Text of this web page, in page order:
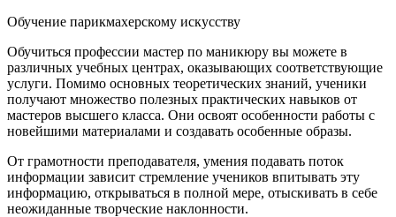
Обучение парикмахерскому искусству
Обучиться профессии мастер по маникюру вы можете в
различных учебных центрах, оказывающих соответствующие
услуги. Помимо основных теоретических знаний, ученики
получают множество полезных практических навыков от
мастеров высшего класса. Они освоят особенности работы с
новейшими материалами и создавать особенные образы.
От грамотности преподавателя, умения подавать поток
информации зависит стремление учеников впитывать эту
информацию, открываться в полной мере, отыскивать в себе
неожиданные творческие наклонности.